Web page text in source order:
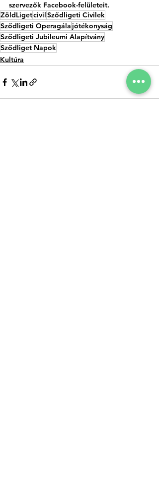
szervezők Facebook-felületeit.
ZöldLigetcivilSződligeti Civilek
Sződligeti Operagálajótékonyság
Sződligeti Jubileumi Alapítvány
Sződliget Napok
Kultúra